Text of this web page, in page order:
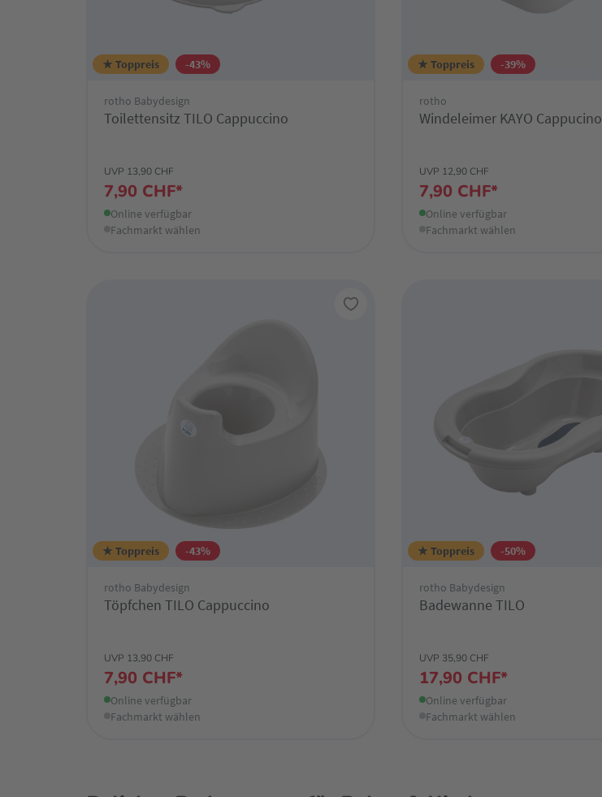
★ Toppreis -43%
rotho Babydesign
Toilettensitz TILO Cappuccino
UVP 13,90 CHF
7,90 CHF*
Online verfügbar
Fachmarkt wählen
★ Toppreis -39%
rotho
Windeleimer KAYO Cappucino
UVP 12,90 CHF
7,90 CHF*
Online verfügbar
Fachmarkt wählen
★ Toppreis -43%
rotho Babydesign
Töpfchen TILO Cappuccino
UVP 13,90 CHF
7,90 CHF*
Online verfügbar
Fachmarkt wählen
★ Toppreis -50%
rotho Babydesign
Badewanne TILO
UVP 35,90 CHF
17,90 CHF*
Online verfügbar
Fachmarkt wählen